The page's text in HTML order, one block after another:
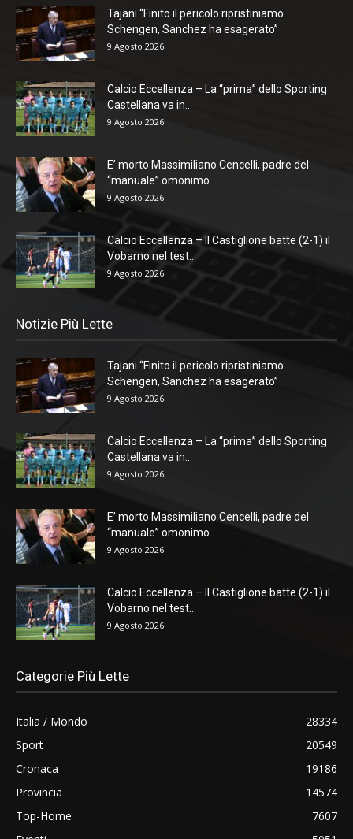
Tajani “Finito il pericolo ripristiniamo
Schengen, Sanchez ha esagerato”
9 Agosto 2026
Calcio Eccellenza – La “prima” dello Sporting
Castellana va in...
9 Agosto 2026
E’ morto Massimiliano Cencelli, padre del
“manuale” omonimo
9 Agosto 2026
Calcio Eccellenza – Il Castiglione batte (2-1) il
Vobarno nel test...
9 Agosto 2026
Notizie Più Lette
Tajani “Finito il pericolo ripristiniamo
Schengen, Sanchez ha esagerato”
9 Agosto 2026
Calcio Eccellenza – La “prima” dello Sporting
Castellana va in...
9 Agosto 2026
E’ morto Massimiliano Cencelli, padre del
“manuale” omonimo
9 Agosto 2026
Calcio Eccellenza – Il Castiglione batte (2-1) il
Vobarno nel test...
9 Agosto 2026
Categorie Più Lette
Italia / Mondo
28334
Sport
20549
Cronaca
19186
Provincia
14574
Top-Home
7607